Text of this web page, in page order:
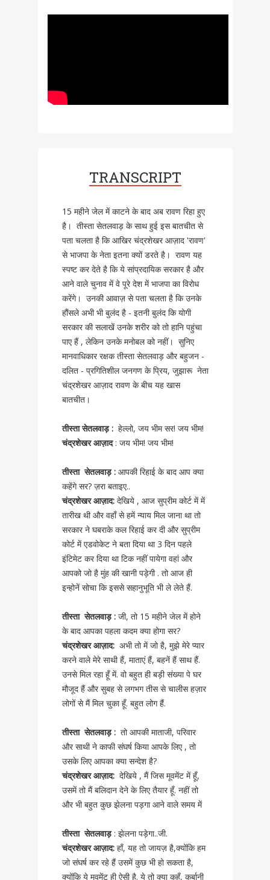
TRANSCRIPT
15 महीने जेल में काटने के बाद अब रावण रिहा हुए
है। तीस्ता सेतलवाड़ के साथ हुई इस बातचीत से
पता चलता है कि आखिर चंद्रशेखर आज़ाद 'रावण'
से भाजपा के नेता इतना क्यों डरते है। रावण यह
स्पष्ट कर देते है कि ये सांप्रदायिक सरकार है और
आने वाले चुनाव में वे पूरे देश में भाजपा का विरोध
करेंगे। उनकी आवाज़ से पता चलता है कि उनके
हौंसले अभी भी बुलंद है - इतनी बुलंद कि योगी
सरकार की सलाखें उनके शरीर को तो हानि पहुंचा
पाए हैं , लेकिन उनके मनोबल को नहीं। सुनिए
मानवाधिकार रक्षक तीस्ता सेतलवाड़ और बहुजन -
दलित - प्रगितिशील जनगण के प्रिय, जुझारू नेता
चंद्रशेखर आज़ाद रावण के बीच यह खास
बातचीत।
तीस्ता सेतलवाड़ :हेल्लो, जय भीम सर! जय भीम!
चंद्रशेखर आज़ाद : जय भीम! जय भीम!
तीस्ता सेतलवाड़ :आपकी रिहाई के बाद आप क्या
कहेंगे सर? ज़रा बताइए..
चंद्रशेखर आज़ाद:देखिये , आज सुप्रीम कोर्ट में में
तारीख थी और वहाँ से हमें न्याय मिल जाना था तो
सरकार ने घबराके कल रिहाई कर दी और सुप्रीम
कोर्ट में एडवोकेट ने बता दिया था 3 दिन पहले
इंटिमेट कर दिया था टिक नहीं पायेगा वहां और
आपको जो है मुंह की खानी पड़ेगी . तो आज ही
इन्होनें सोचा कि इससे सहानुभूति भी ले लेते हैं.
तीस्ता सेतलवाड़ :जी, तो 15 महीने जेल में होने
के बाद आपका पहला कदम क्या होगा सर?
चंद्रशेखर आज़ाद:अभी तो में जो है, मुझे मेरे प्यार
करने वाले मेरे साथी हैं, माताएं हैं, बहनें हैं साथ हैं.
उनसे मिल रहा हूँ में. वो बहुत ही बड़ी संख्या पे घर
मौजूद हैं और सुबह से लगभग तीस से चालीस हज़ार
लोगों से मैं मिल चुका हूँ. बहुत लोग हैं.
तीस्ता सेतलवाड़ : तो आपकी माताजी, परिवार
और साथी ने काफी संघर्ष किया आपके लिए , तो
उसके लिए आपका क्या सन्देश है?
चंद्रशेखर आज़ाद: देखिये , मैं जिस मूवमेंट में हूँ,
उसमें तो मैं बलिदान देने के लिए तैयार हूँ. नहीं तो
और भी बहुत कुछ झेलना पड़गा आने वाले समय में
तीस्ता सेतलवाड़ : झेलना पड़ेगा..जी.
चंद्रशेखर आज़ाद:हाँ, यह तो जायज़ है,क्योंकि हम
जो संघर्ष कर रहे हैं उसमें कुछ भी हो सकता है,
क्योंकि ये मूवमेंट ही ऐसी है. ये तो क्या कहूँ, कुर्बानी